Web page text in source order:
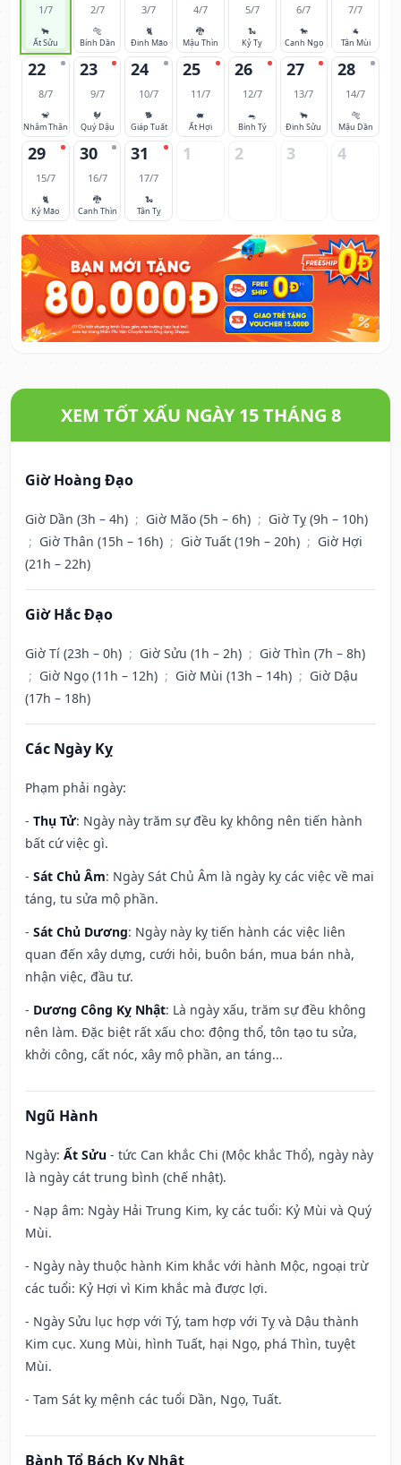
1/7
🐂
Ất Sửu
2/7
🐅
Bính Dần
3/7
🐈
Đinh Mão
4/7
🐉
Mậu Thìn
5/7
🐍
Kỷ Tỵ
6/7
🐎
Canh Ngọ
7/7
🐐
Tân Mùi
22
8/7
🐒
Nhâm Thân
23
9/7
🐓
Quý Dậu
24
10/7
🐕
Giáp Tuất
25
11/7
🐖
Ất Hợi
26
12/7
🐀
Bính Tý
27
13/7
🐂
Đinh Sửu
28
14/7
🐅
Mậu Dần
29
15/7
🐈
Kỷ Mão
30
16/7
🐉
Canh Thìn
31
17/7
🐍
Tân Tỵ
1 2 3 4
XEM TỐT XẤU NGÀY 15 THÁNG 8
Giờ Hoàng Đạo
Giờ Dần (3h – 4h) ; Giờ Mão (5h – 6h) ; Giờ Tỵ (9h – 10h)
; Giờ Thân (15h – 16h) ; Giờ Tuất (19h – 20h) ; Giờ Hợi
(21h – 22h)
Giờ Hắc Đạo
Giờ Tí (23h – 0h) ; Giờ Sửu (1h – 2h) ; Giờ Thìn (7h – 8h)
; Giờ Ngọ (11h – 12h) ; Giờ Mùi (13h – 14h) ; Giờ Dậu
(17h – 18h)
Các Ngày Kỵ
Phạm phải ngày:
- Thụ Tử: Ngày này trăm sự đều kỵ không nên tiến hành
bất cứ việc gì.
- Sát Chủ Âm: Ngày Sát Chủ Âm là ngày kỵ các việc về mai
táng, tu sửa mộ phần.
- Sát Chủ Dương: Ngày này kỵ tiến hành các việc liên
quan đến xây dựng, cưới hỏi, buôn bán, mua bán nhà,
nhận việc, đầu tư.
- Dương Công Kỵ Nhật: Là ngày xấu, trăm sự đều không
nên làm. Đặc biệt rất xấu cho: động thổ, tôn tạo tu sửa,
khởi công, cất nóc, xây mộ phần, an táng...
Ngũ Hành
Ngày: Ất Sửu - tức Can khắc Chi (Mộc khắc Thổ), ngày này
là ngày cát trung bình (chế nhật).
- Nạp âm: Ngày Hải Trung Kim, kỵ các tuổi: Kỷ Mùi và Quý
Mùi.
- Ngày này thuộc hành Kim khắc với hành Mộc, ngoại trừ
các tuổi: Kỷ Hợi vì Kim khắc mà được lợi.
- Ngày Sửu lục hợp với Tý, tam hợp với Tỵ và Dậu thành
Kim cục. Xung Mùi, hình Tuất, hại Ngọ, phá Thìn, tuyệt
Mùi.
- Tam Sát kỵ mệnh các tuổi Dần, Ngọ, Tuất.
Bành Tổ Bách Kỵ Nhật